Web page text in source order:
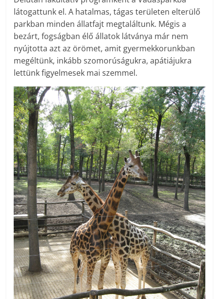
látogattunk el. A hatalmas, tágas területen elterülő
parkban minden állatfajt megtaláltunk. Mégis a
bezárt, fogságban élő állatok látványa már nem
nyújtotta azt az örömet, amit gyermekkorunkban
megéltünk, inkább szomorúságukra, apátiájukra
lettünk figyelmesek mai szemmel.